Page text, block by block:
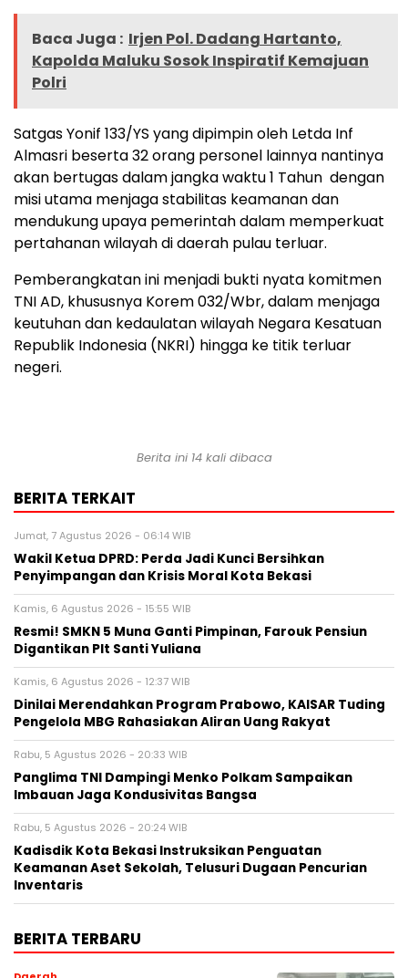
Baca Juga : Irjen Pol. Dadang Hartanto,
Kapolda Maluku Sosok Inspiratif Kemajuan
Polri
Satgas Yonif 133/YS yang dipimpin oleh Letda Inf
Almasri beserta 32 orang personel lainnya nantinya
akan bertugas dalam jangka waktu 1 Tahun dengan
misi utama menjaga stabilitas keamanan dan
mendukung upaya pemerintah dalam memperkuat
pertahanan wilayah di daerah pulau terluar.
Pemberangkatan ini menjadi bukti nyata komitmen
TNI AD, khususnya Korem 032/Wbr, dalam menjaga
keutuhan dan kedaulatan wilayah Negara Kesatuan
Republik Indonesia (NKRI) hingga ke titik terluar
negeri.
Berita ini 14 kali dibaca
BERITA TERKAIT
Jumat, 7 Agustus 2026 - 06:14 WIB
Wakil Ketua DPRD: Perda Jadi Kunci Bersihkan
Penyimpangan dan Krisis Moral Kota Bekasi
Kamis, 6 Agustus 2026 - 15:55 WIB
Resmi! SMKN 5 Muna Ganti Pimpinan, Farouk Pensiun
Digantikan Plt Santi Yuliana
Kamis, 6 Agustus 2026 - 12:37 WIB
Dinilai Merendahkan Program Prabowo, KAISAR Tuding
Pengelola MBG Rahasiakan Aliran Uang Rakyat
Rabu, 5 Agustus 2026 - 20:33 WIB
Panglima TNI Dampingi Menko Polkam Sampaikan
Imbauan Jaga Kondusivitas Bangsa
Rabu, 5 Agustus 2026 - 20:24 WIB
Kadisdik Kota Bekasi Instruksikan Penguatan
Keamanan Aset Sekolah, Telusuri Dugaan Pencurian
Inventaris
BERITA TERBARU